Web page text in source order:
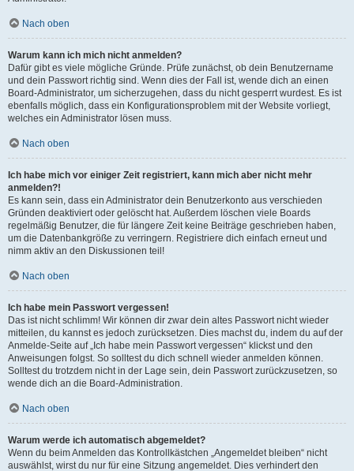
Nach oben
Warum kann ich mich nicht anmelden?
Dafür gibt es viele mögliche Gründe. Prüfe zunächst, ob dein Benutzername
und dein Passwort richtig sind. Wenn dies der Fall ist, wende dich an einen
Board-Administrator, um sicherzugehen, dass du nicht gesperrt wurdest. Es ist
ebenfalls möglich, dass ein Konfigurationsproblem mit der Website vorliegt,
welches ein Administrator lösen muss.
Nach oben
Ich habe mich vor einiger Zeit registriert, kann mich aber nicht mehr
anmelden?!
Es kann sein, dass ein Administrator dein Benutzerkonto aus verschieden
Gründen deaktiviert oder gelöscht hat. Außerdem löschen viele Boards
regelmäßig Benutzer, die für längere Zeit keine Beiträge geschrieben haben,
um die Datenbankgröße zu verringern. Registriere dich einfach erneut und
nimm aktiv an den Diskussionen teil!
Nach oben
Ich habe mein Passwort vergessen!
Das ist nicht schlimm! Wir können dir zwar dein altes Passwort nicht wieder
mitteilen, du kannst es jedoch zurücksetzen. Dies machst du, indem du auf der
Anmelde-Seite auf „Ich habe mein Passwort vergessen“ klickst und den
Anweisungen folgst. So solltest du dich schnell wieder anmelden können.
Solltest du trotzdem nicht in der Lage sein, dein Passwort zurückzusetzen, so
wende dich an die Board-Administration.
Nach oben
Warum werde ich automatisch abgemeldet?
Wenn du beim Anmelden das Kontrollkästchen „Angemeldet bleiben“ nicht
auswählst, wirst du nur für eine Sitzung angemeldet. Dies verhindert den